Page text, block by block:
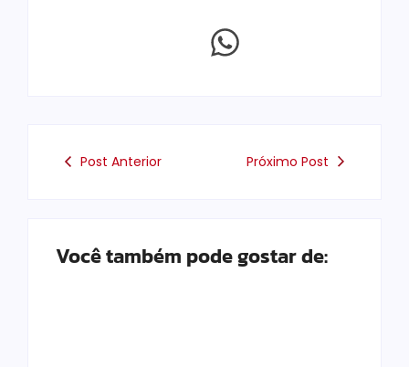
Post Anterior Próximo Post
Você também pode gostar de: